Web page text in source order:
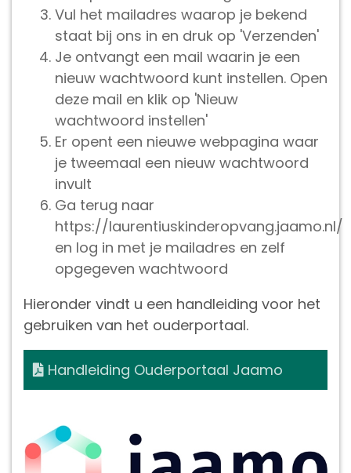
Vul het mailadres waarop je bekend
staat bij ons in en druk op 'Verzenden'
Je ontvangt een mail waarin je een
nieuw wachtwoord kunt instellen. Open
deze mail en klik op 'Nieuw
wachtwoord instellen'
Er opent een nieuwe webpagina waar
je tweemaal een nieuw wachtwoord
invult
Ga terug naar
https://laurentiuskinderopvang.jaamo.nl/
en log in met je mailadres en zelf
opgegeven wachtwoord
Hieronder vindt u een handleiding voor het
gebruiken van het ouderportaal.
Handleiding Ouderportaal Jaamo